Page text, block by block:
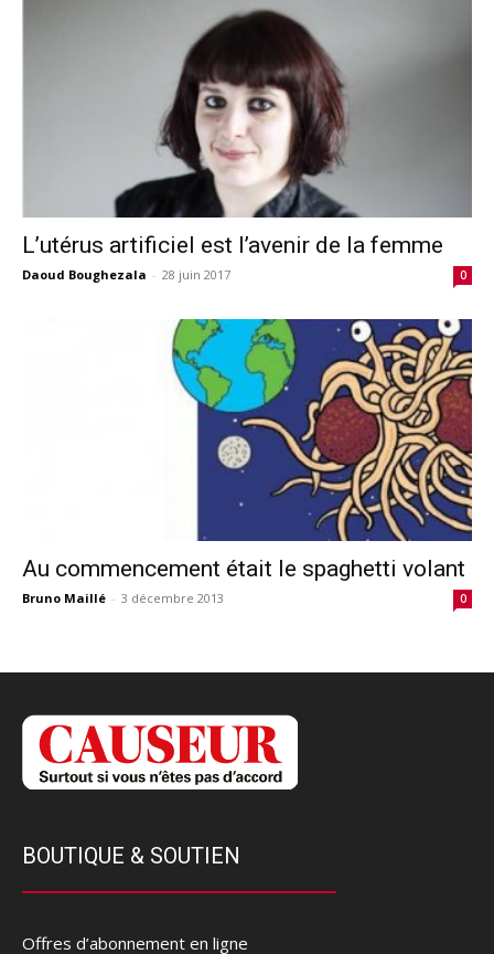
L’utérus artificiel est l’avenir de la femme
Daoud Boughezala - 28 juin 2017 0
Au commencement était le spaghetti volant
Bruno Maillé - 3 décembre 2013 0
BOUTIQUE & SOUTIEN
Offres d’abonnement en ligne